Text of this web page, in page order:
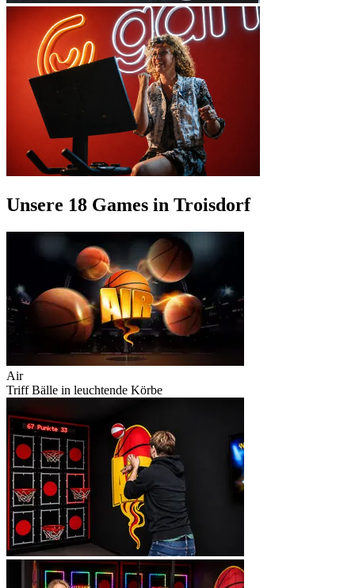
Unsere 18 Games in Troisdorf
Air
Triff Bälle in leuchtende Körbe